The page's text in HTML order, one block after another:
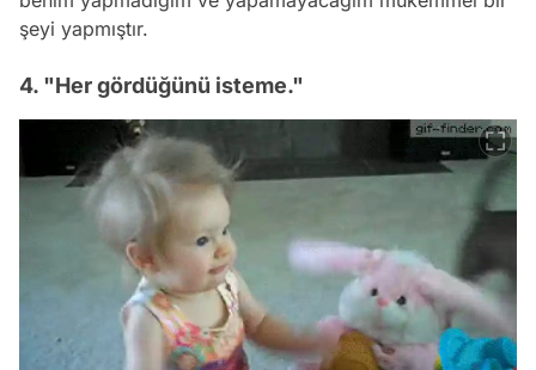
şeyi yapmıştır.
4. "Her gördüğünü isteme."